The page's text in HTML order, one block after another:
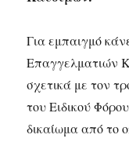
Για εμπαιγμό
Επαγγελματιών
σχετικά με τον
του Ειδικού
δικαίωμα από το